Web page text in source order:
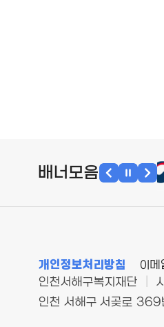
배너모음
개인정보처리방침 이메
인천서해구복지재단
인천 서해구 서곶로